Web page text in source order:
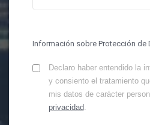
Información sobre Protección de
Declaro haber entendido la
y consiento el tratamiento
mis datos de carácter
privacidad.